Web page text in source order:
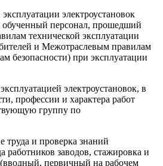
электроустановок
обученный персонал, прошедший
технической эксплуатации
и Межотраслевым правилам
безопасности) при эксплуатации
электроустановок, в
профессии и характера работ
группу по
труда и проверка знаний
работников заводов, стажировка и
первичный на рабочем